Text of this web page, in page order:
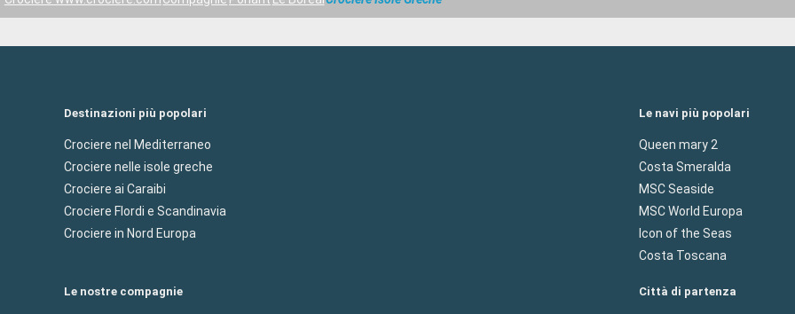
Destinazioni più popolari
Crociere nel Mediterraneo
Crociere nelle isole greche
Crociere ai Caraibi
Crociere Flordi e Scandinavia
Crociere in Nord Europa
Le navi più popolari
Queen mary 2
Costa Smeralda
MSC Seaside
MSC World Europa
Icon of the Seas
Costa Toscana
Le nostre compagnie Città di partenza